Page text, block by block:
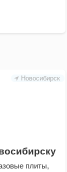
Новосибирск
плиты,